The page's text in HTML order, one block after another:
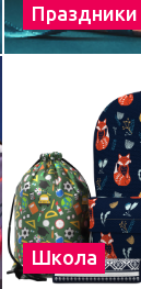
Праздники
Школа